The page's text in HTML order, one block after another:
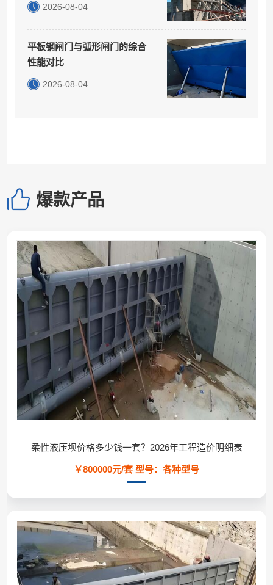
2026-08-04
平板钢闸门与弧形闸门的综合
性能对比
2026-08-04
爆款产品
柔性液压坝价格多少钱一套？2026年工程造价明细表
￥800000元/套型号：各种型号